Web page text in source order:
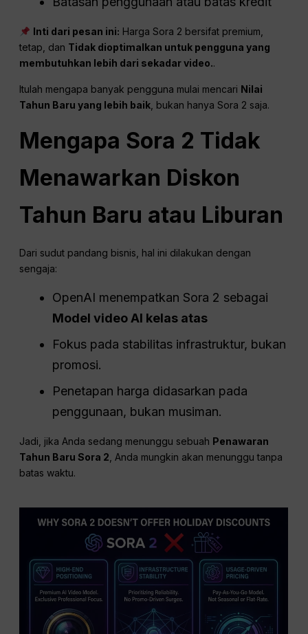
Inti dari pesan ini: Harga Sora 2 bersifat premium,
tetap, dan Tidak dioptimalkan untuk pengguna yang
membutuhkan lebih dari sekadar video..
Itulah mengapa banyak pengguna mulai mencari Nilai
Tahun Baru yang lebih baik , bukan hanya Sora 2 saja.
Mengapa Sora 2 Tidak
Menawarkan Diskon
Tahun Baru atau Liburan
Dari sudut pandang bisnis, hal ini dilakukan dengan
sengaja:
OpenAI menempatkan Sora 2 sebagai
Model video AI kelas atas
Fokus pada stabilitas infrastruktur, bukan
promosi.
Penetapan harga didasarkan pada
penggunaan, bukan musiman.
Jadi, jika Anda sedang menunggu sebuah Penawaran
Tahun Baru Sora 2 , Anda mungkin akan menunggu tanpa
batas waktu.